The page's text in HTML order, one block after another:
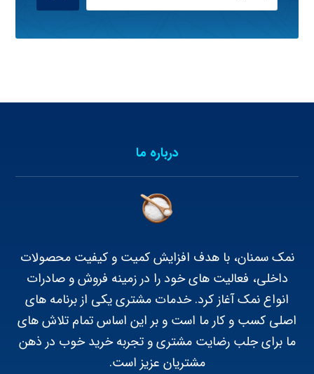
درباره ما
نمک سمنان، با هدف افزایش کمیت و کیفیت محصولات
داخلی، فعالیت های خود را در زمینه فروش و صادرات
انواع نمک آغاز کرد. خدمات مشتری یکی از برنامه های
اصلی کسب و کار ما است و بر این اساس تمام تلاش های
ما برای جلب رضایت مشتری و تجربه خرید خوب در ذهن
مشتریان عزیز است.